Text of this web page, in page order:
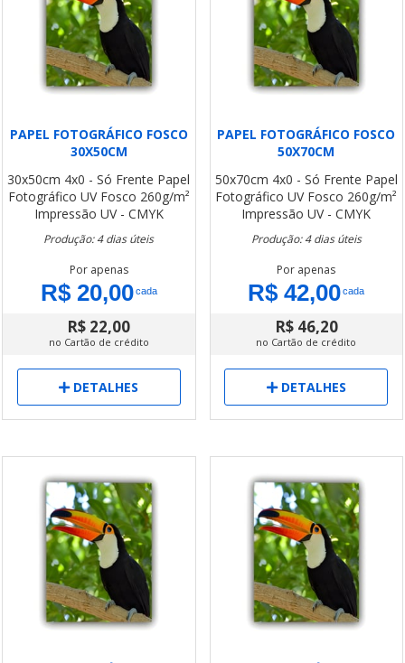
PAPEL FOTOGRÁFICO FOSCO
30X50CM
30x50cm 4x0 - Só Frente Papel
Fotográfico UV Fosco 260g/m²
Impressão UV - CMYK
Produção: 4 dias úteis
Por apenas
R$ 20,00cada
R$ 22,00
no Cartão de crédito
DETALHES
PAPEL FOTOGRÁFICO FOSCO
50X70CM
50x70cm 4x0 - Só Frente Papel
Fotográfico UV Fosco 260g/m²
Impressão UV - CMYK
Produção: 4 dias úteis
Por apenas
R$ 42,00cada
R$ 46,20
no Cartão de crédito
DETALHES